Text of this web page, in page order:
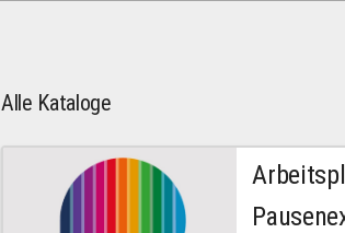
Alle Kataloge